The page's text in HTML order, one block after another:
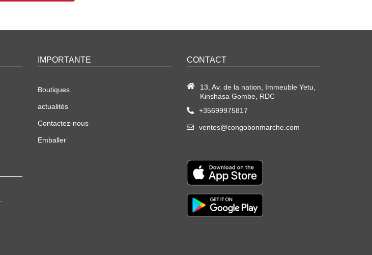
IMPORTANTE
Boutiques
actualités
Contactez-nous
Emballer
CONTACT
13, Av. de la nation, Immeuble Yetu,
Kinshasa Gombe, RDC
+35699975817
ventes@congobonmarche.com